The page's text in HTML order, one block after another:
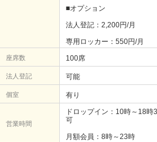
■オプション
法人登記：2,200円/月
専用ロッカー：550円/月
座席数 100席
法人登記 可能
個室 有り
営業時間
ドロップイン：10時～18
可
月額会員：8時～23時